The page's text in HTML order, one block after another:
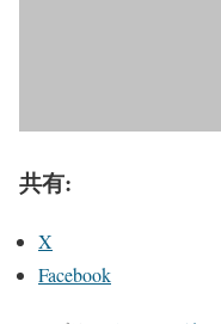
共有:
X
Facebook